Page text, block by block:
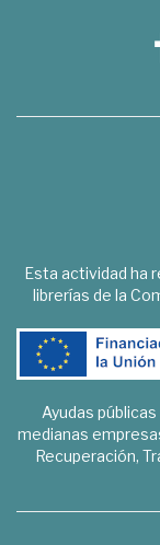
Esta actividad ha
librerías de la
Ayudas
medianas
Recuperación,